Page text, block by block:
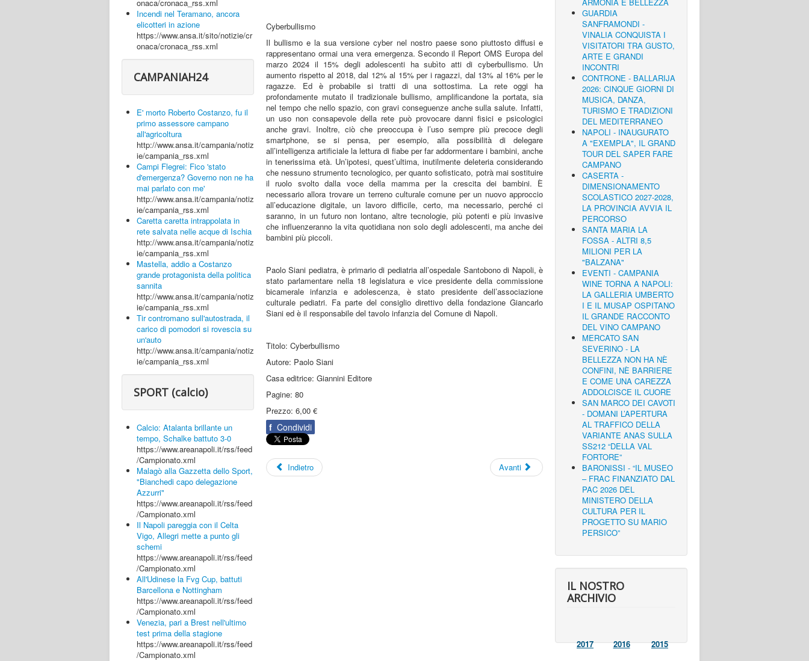
onaca/cronaca_rss.xml
Incendi nel Teramano, ancora
elicotteri in azione
https://www.ansa.it/sito/notizie/cr
onaca/cronaca_rss.xml
CAMPANIAH24
E' morto Roberto Costanzo, fu il
primo assessore campano
all'agricoltura
http://www.ansa.it/campania/notiz
ie/campania_rss.xml
Campi Flegrei: Fico 'stato
d'emergenza? Governo non ne ha
mai parlato con me'
http://www.ansa.it/campania/notiz
ie/campania_rss.xml
Caretta caretta intrappolata in
rete salvata nelle acque di Ischia
http://www.ansa.it/campania/notiz
ie/campania_rss.xml
Mastella, addio a Costanzo
grande protagonista della politica
sannita
http://www.ansa.it/campania/notiz
ie/campania_rss.xml
Tir contromano sull'autostrada, il
carico di pomodori si rovescia su
un'auto
http://www.ansa.it/campania/notiz
ie/campania_rss.xml
SPORT (calcio)
Calcio: Atalanta brillante un
tempo, Schalke battuto 3-0
https://www.areanapoli.it/rss/feed
/Campionato.xml
Malagò alla Gazzetta dello Sport,
"Bianchedi capo delegazione
Azzurri"
https://www.areanapoli.it/rss/feed
/Campionato.xml
Il Napoli pareggia con il Celta
Vigo, Allegri mette a punto gli
schemi
https://www.areanapoli.it/rss/feed
/Campionato.xml
All'Udinese la Fvg Cup, battuti
Barcellona e Nottingham
https://www.areanapoli.it/rss/feed
/Campionato.xml
Venezia, pari a Brest nell'ultimo
test prima della stagione
https://www.areanapoli.it/rss/feed
/Campionato.xml
Cyberbullismo
Il bullismo e la sua versione cyber nel nostro paese sono piuttosto diffusi e
rappresentano ormai una vera emergenza. Secondo il Report OMS Europa del
marzo 2024 il 15% degli adolescenti ha subìto atti di cyberbullismo. Un
aumento rispetto al 2018, dal 12% al 15% per i ragazzi, dal 13% al 16% per le
ragazze. Ed è probabile si tratti di una sottostima. La rete oggi ha
profondamente mutato il tradizionale bullismo, amplificandone la portata, sia
nel tempo che nello spazio, con gravi conseguenze anche sulla salute. Infatti,
un uso non consapevole della rete può provocare danni fisici e psicologici
anche gravi. Inoltre, ciò che preoccupa è l’uso sempre più precoce degli
smartphone, se si pensa, per esempio, alla possibilità di delegare
all’intelligenza artificiale la lettura di fiabe per far addormentare i bambini, anche
in tenerissima età. Un’ipotesi, quest’ultima, inutilmente deleteria considerando
che nessuno strumento tecnologico, per quanto sofisticato, potrà mai sostituire
il ruolo svolto dalla voce della mamma per la crescita dei bambini. È
necessario allora trovare un terreno culturale comune per un nuovo approccio
all’educazione digitale, un lavoro difficile, certo, ma necessario, perché ci
saranno, in un futuro non lontano, altre tecnologie, più potenti e più invasive
che influenzeranno la vita quotidiana non solo degli adolescenti, ma anche dei
bambini più piccoli.
Paolo Siani pediatra, è primario di pediatria all’ospedale Santobono di Napoli, è
stato parlamentare nella 18 legislatura e vice presidente della commissione
bicamerale infanzia e adolescenza, è stato presidente dell’associazione
culturale pediatri. Fa parte del consiglio direttivo della fondazione Giancarlo
Siani ed è il responsabile del tavolo infanzia del Comune di Napoli.
Titolo: Cyberbullismo
Autore: Paolo Siani
Casa editrice: Giannini Editore
Pagine: 80
Prezzo: 6,00 €
f Condividi
Indietro Avanti
GUARDIA
SANFRAMONDI -
VINALIA CONQUISTA I
VISITATORI TRA GUSTO,
ARTE E GRANDI
INCONTRI
CONTRONE - BALLARIJA
2026: CINQUE GIORNI DI
MUSICA, DANZA,
TURISMO E TRADIZIONI
DEL MEDITERRANEO
NAPOLI - INAUGURATO
A "EXEMPLA", IL GRAND
TOUR DEL SAPER FARE
CAMPANO
CASERTA -
DIMENSIONAMENTO
SCOLASTICO 2027-2028,
LA PROVINCIA AVVIA IL
PERCORSO
SANTA MARIA LA
FOSSA - ALTRI 8,5
MILIONI PER LA
"BALZANA"
EVENTI - CAMPANIA
WINE TORNA A NAPOLI:
LA GALLERIA UMBERTO
I E IL MUSAP OSPITANO
IL GRANDE RACCONTO
DEL VINO CAMPANO
MERCATO SAN
SEVERINO - LA
BELLEZZA NON HA NÈ
CONFINI, NÈ BARRIERE
E COME UNA CAREZZA
ADDOLCISCE IL CUORE
SAN MARCO DEI CAVOTI
- DOMANI L’APERTURA
AL TRAFFICO DELLA
VARIANTE ANAS SULLA
SS212 “DELLA VAL
FORTORE”
BARONISSI - “IL MUSEO
– FRAC FINANZIATO DAL
PAC 2026 DEL
MINISTERO DELLA
CULTURA PER IL
PROGETTO SU MARIO
PERSICO”
IL NOSTRO
ARCHIVIO
2017 2016 2015